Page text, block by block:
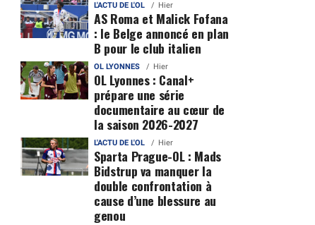
L'ACTU DE L'OL Hier
AS Roma et Malick Fofana
: le Belge annoncé en plan
B pour le club italien
OL LYONNES Hier
OL Lyonnes : Canal+
prépare une série
documentaire au cœur de
la saison 2026-2027
L'ACTU DE L'OL Hier
Sparta Prague-OL : Mads
Bidstrup va manquer la
double confrontation à
cause d’une blessure au
genou